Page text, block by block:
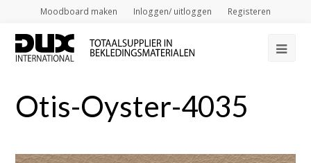
Moodboard maken Inloggen/ uitloggen Registeren
Otis-Oyster-4035